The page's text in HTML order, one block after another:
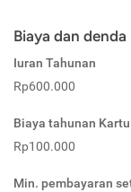
Biaya dan denda
Iuran Tahunan
Rp600.000
Biaya tahunan
Rp100.000
Min. pembayaran